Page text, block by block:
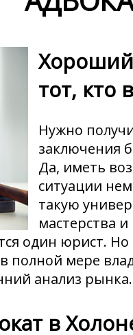
Хороший
тот, кто
Нужно
заключения
Да, иметь
ситуации
такую
мастерства
один юрист. Но
в полной мере
анализ рынка.
в